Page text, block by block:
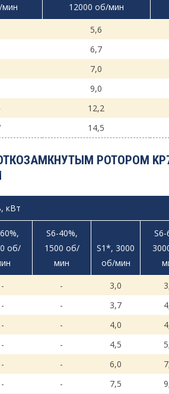
мин 12000 об/мин
5,6
6,7
7,0
9,0
12,2
14,5
РОТОРОМ
кВт
об/
S6-40%,
1500 об/
мин
S1*, 3000
об/мин
S6-
- - 3,0
- - 3,7
- - 4,0
- - 4,5
- - 6,0
- - 7,5